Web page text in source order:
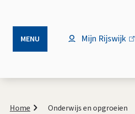
MENU Mijn Rijswijk(link
Home
Onderwijs en opgroeien